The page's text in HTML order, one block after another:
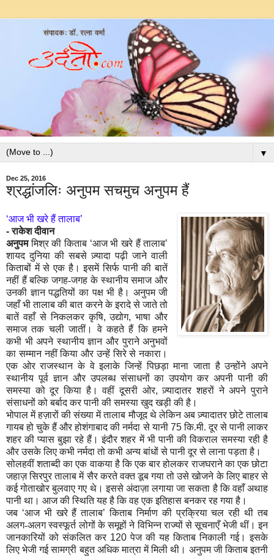
▼
Dec 25, 2016
श्रद्धांजलिः अनुपम सचमुच अनुपम हैं
‘आज भी खरे हैं तालाब’
-राकेश दीवान
अनुपममिश्र की किताब ‘आज भी खरे हैं तालाब’
शायद दुनिया की सबसे ज़्यादा पढ़ी जाने वाली
किताबों में से एक है। इसमें सिर्फ पानी की बातें
नहीं हैं बल्कि जगह-जगह के स्थानीय समाज और
उनकी ज्ञान पद्धतियों का पक्ष भी है। अनुपम जी
जहाँ भी तालाब की बात करने के इरादे से जाते तो
बातें वहाँ से निकलकर कृषि,उद्योग,भाषा और
समाज तक चली जातीं। वे कहते हैं कि हमने
कभी भी अपने स्थानीय ज्ञान और पुराने अनुभवों
का सम्मान नहीं किया और उन्हें सिरे से नकारा।
एक ओर राजस्थान के वे इलाके जिन्हें पिछड़ा माना जाता है उन्होंने अपने
स्थानीय पूर्व ज्ञान और उपलब्ध संसाधनों का उपयोग कर अपनी पानी की
समस्या को दूर किया है। वहीं दूसरी ओर,ज़्यादातर शहरों ने अपने पुराने
संसाधनों को बर्बाद कर पानी की समस्या खुद खड़ी की है।
भोपाल में हज़ारों की संख्या में तालाब मौजूद थे लेकिन अब ज़्यादातर छोटे तालाब
गायब हो चुके हैं और होशंगाबाद की नर्मदा से यानी 75कि.मी. दूर से पानी लाकर
शहर की प्यास बुझा रहे हैं। इंदौर शहर में भी पानी की विकराल समस्या रही है
और उसके लिए कभी नर्मदा तो कभी अन्य बांधों से पानी दूर से लाना पड़ता है।
सोलहवीं शताब्दी का एक वाकया है कि एक बार होलकर राजघराने का एक छोटा
जहाज़ सिरपुर तालाब में सैर करते वक्त डूब गया तो उसे खोजने के लिए बाहर से
कई गोताखोर बुलवाए गए थे। इससे अंदाज़ा लगाया जा सकता है कि वहाँ अथाह
पानी था। आज की स्थिति यह है कि वह एक इतिहास बनकर रह गया है।
जब ‘आज भी खरे हैं तालाब’किताब निर्माण की प्रक्रिया चल रही थी तब
अलग-अलग स्वस्फूर्त लोगों के समूहों ने विभिन्न राज्यों से सूचनाएँ भेजी थीं। इन
जानकारियों को संकलित कर 120 पेज की यह किताब निकाली गई। इसके
लिए भेजी गई सामग्री बहुत अधिक मात्रा में मिली थी। अनुपम जी किताब इतनी